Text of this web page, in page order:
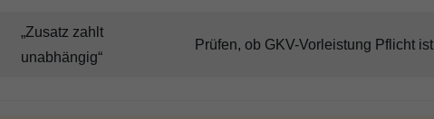
„Zusatz zahlt
unabhängig“
Prüfen, ob GKV-Vorleistung Pflicht ist